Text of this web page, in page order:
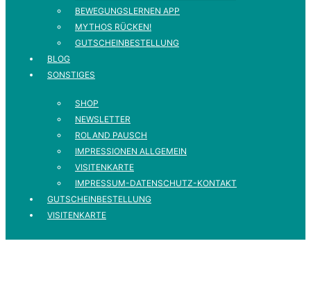
BEWEGUNGSLERNEN APP
MYTHOS RÜCKEN!
GUTSCHEINBESTELLUNG
BLOG
SONSTIGES
SHOP
NEWSLETTER
ROLAND PAUSCH
IMPRESSIONEN ALLGEMEIN
VISITENKARTE
IMPRESSUM-DATENSCHUTZ-KONTAKT
GUTSCHEINBESTELLUNG
VISITENKARTE